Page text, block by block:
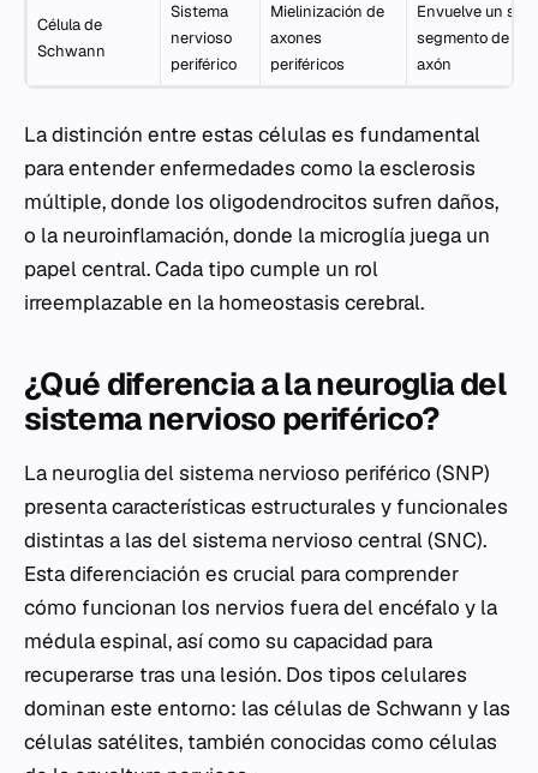
Célula de
Schwann
Sistema
nervioso
periférico
Mielinización de
axones
periféricos
Envuelve un solo
segmento de
axón
La distinción entre estas células es fundamental
para entender enfermedades como la esclerosis
múltiple, donde los oligodendrocitos sufren daños,
o la neuroinflamación, donde la microglía juega un
papel central. Cada tipo cumple un rol
irreemplazable en la homeostasis cerebral.
¿Qué diferencia a la neuroglia del
sistema nervioso periférico?
La neuroglia del sistema nervioso periférico (SNP)
presenta características estructurales y funcionales
distintas a las del sistema nervioso central (SNC).
Esta diferenciación es crucial para comprender
cómo funcionan los nervios fuera del encéfalo y la
médula espinal, así como su capacidad para
recuperarse tras una lesión. Dos tipos celulares
dominan este entorno: las células de Schwann y las
células satélites, también conocidas como células